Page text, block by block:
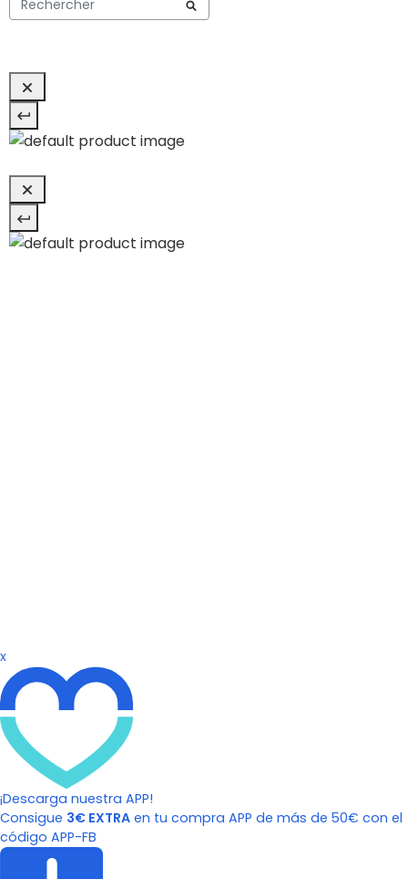
x
¡Descarga nuestra APP!
Consigue 3€ EXTRA en tu compra APP de más de 50€ con el
código APP-FB